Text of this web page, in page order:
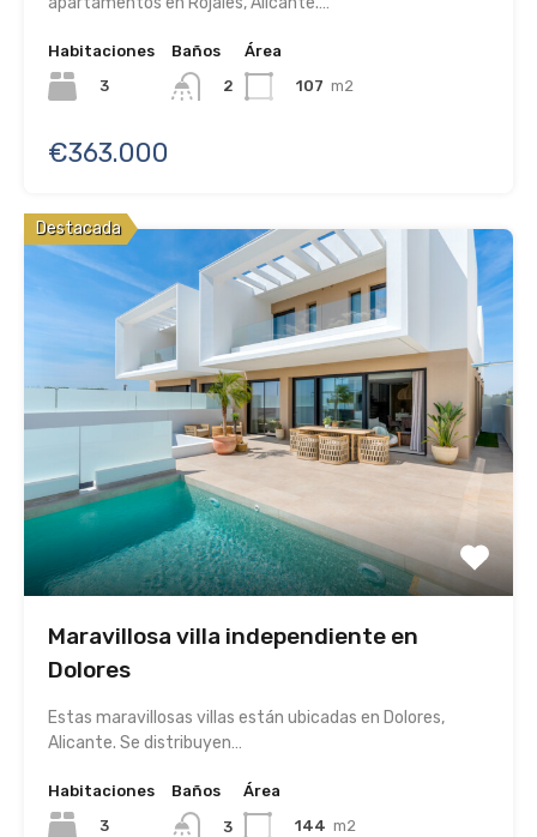
Habitaciones
3
Baños
2
Área
107 m2
€363.000
Destacada
Maravillosa villa independiente en
Dolores
Estas maravillosas villas están ubicadas en Dolores,
Alicante. Se distribuyen…
Habitaciones
3
Baños
3
Área
144 m2